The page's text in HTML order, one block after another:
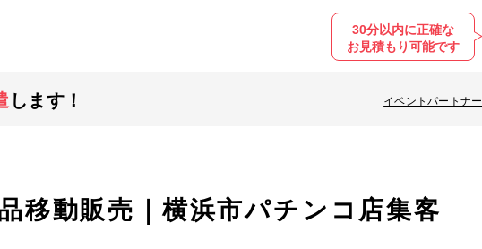
30分以内に正確な
お見積もり可能です
します！ イベントパートナー
移動販売｜横浜市パチンコ店集客